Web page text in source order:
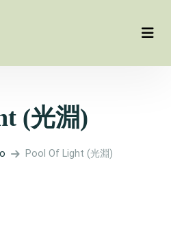
(光淵)
Pool Of Light (光淵)